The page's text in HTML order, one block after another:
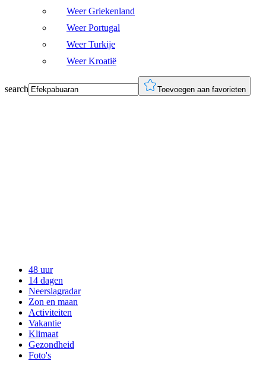
Weer Griekenland
Weer Portugal
Weer Turkije
Weer Kroatië
search Toevoegen aan favorieten
48 uur
14 dagen
Neerslagradar
Zon en maan
Activiteiten
Vakantie
Klimaat
Gezondheid
Foto's